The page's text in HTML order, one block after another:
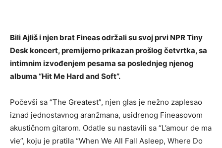
Bili Ajliš i njen brat Fineas održali su svoj prvi NPR Tiny
Desk koncert, premijerno prikazan prošlog četvrtka, sa
intimnim izvođenjem pesama sa poslednjeg njenog
albuma “Hit Me Hard and Soft”.
Počevši sa “The Greatest”, njen glas je nežno zaplesao
iznad jednostavnog aranžmana, usidrenog Fineasovom
akustičnom gitarom. Odatle su nastavili sa “L’amour de ma
vie”, koju je pratila “When We All Fall Asleep, Where Do